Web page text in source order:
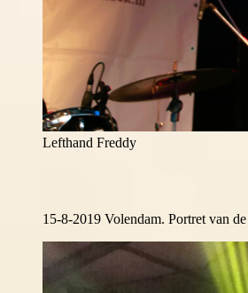
Lefthand Freddy
15-8-2019 Volendam. Portret van